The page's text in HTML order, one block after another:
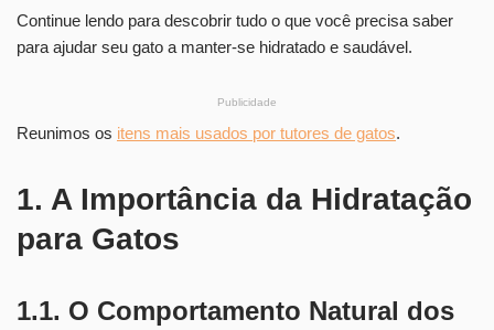
Continue lendo para descobrir tudo o que você precisa saber
para ajudar seu gato a manter-se hidratado e saudável.
Publicidade
Reunimos os itens mais usados por tutores de gatos.
1. A Importância da Hidratação
para Gatos
1.1. O Comportamento Natural dos